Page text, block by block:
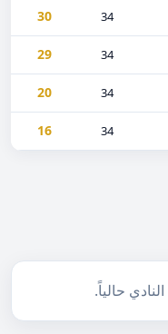
34
30
34
29
34
20
34
16
حالياً.